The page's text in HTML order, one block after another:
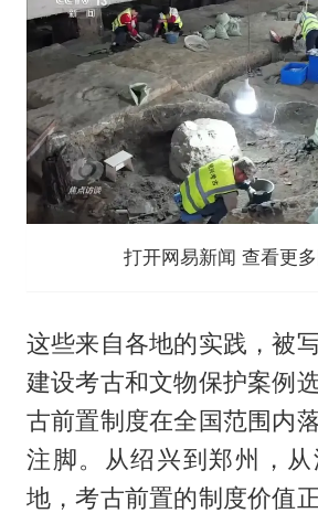
打开网易新闻 查看更
这些来自各地的实践，被
建设考古和文物保护案例
古前置制度在全国范围内
注脚。从绍兴到郑州，
地，考古前置的制度价值